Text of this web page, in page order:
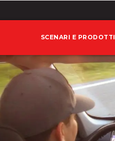
SCENARI E PRODOTTI